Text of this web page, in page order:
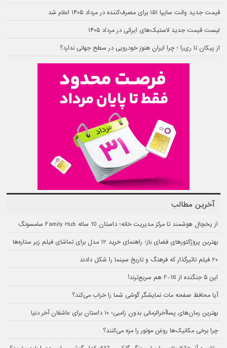
قیمت جدید وانت سایپا ۱۵۱ برای مصرف‌کننده در مرداد ۱۴۰۵ اعلام شد
لیست قیمت جدید لاستیک‌های ایرانی در مرداد ۱۴۰۵
از پیکان تا ری‌را ؛ چرا ایران هنوز خودرویی در سطح جهانی ندارد؟
آخرین مطالب
از یخچال هوشمند تا مرکز مدیریت خانه؛ داستان 10 ساله Family Hub سامسونگ
بهترین پروژکتورهای فضای باز؛ راهنمای خرید ۱۲ مدل برای تماشای فیلم زیر ستاره‌ها
۲۰ فیلم تاثیرگذار که فرهنگ و تاریخ سینما را شکل دادند
این ۵ جنگنده از F-16 هم سریع‌ترند!
آیا محافظ صفحه مات نمایشگر گوشی شما را خراب می‌کند؟
بهترین رمان‌های پسا‌آخرالزمانی بدون زامبی؛ ۱۰ داستان برای عاشقان آخر دنیا
چرا برخی مکانیک‌ها روغن موتور را مزه می‌کنند؟